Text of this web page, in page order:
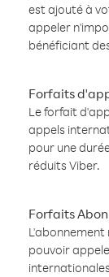
est ajouté à
appeler
bénéficiant
Forfaits
Le forfait
appels
pour une
réduits Viber.
Forfaits
L'abonnement
pouvoir